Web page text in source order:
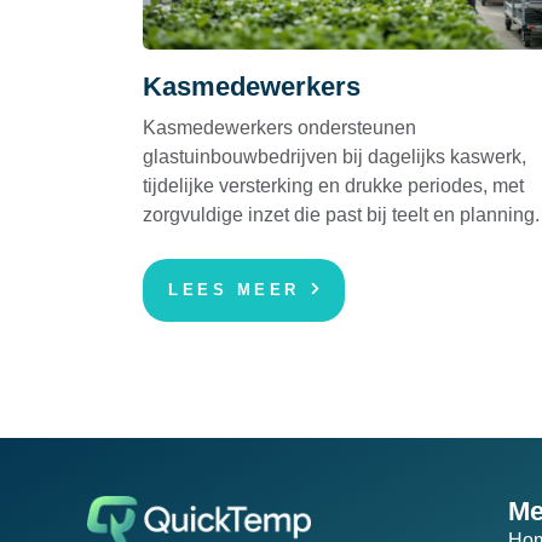
Kasmedewerkers
Kasmedewerkers ondersteunen
glastuinbouwbedrijven bij dagelijks kaswerk,
tijdelijke versterking en drukke periodes, met
zorgvuldige inzet die past bij teelt en planning.
LEES MEER